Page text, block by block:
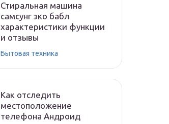
Стиральная машина
самсунг эко бабл
характеристики функции
и отзывы
Бытовая техника
Как отследить
местоположение
телефона Андроид